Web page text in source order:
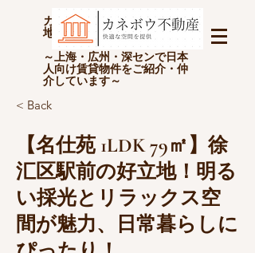
カネボウ不動産(上海金坊房
地产经纪有限公司)
～上海・広州・深センで日本
人向け賃貸物件をご紹介・仲
介しています～
< Back
【名仕苑 1LDK 79㎡】徐
汇区駅前の好立地！明る
い採光とリラックス空
間が魅力、日常暮らしに